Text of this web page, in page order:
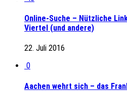
Online-Suche – Nützliche
Viertel (und andere)
22. Juli 2016
0
Aachen wehrt sich – das